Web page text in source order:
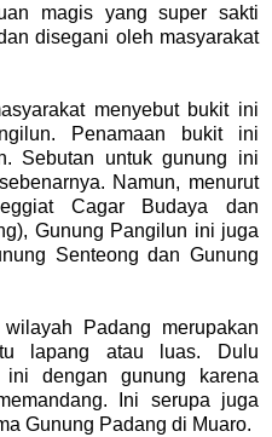
magis yang super sakti
disegani oleh masyarakat
menyebut bukit ini
Penamaan bukit ini
Sebutan untuk gunung ini
Namun, menurut
Cagar Budaya dan
Gunung Pangilun ini juga
Senteong dan Gunung
Padang merupakan
lapang atau luas. Dulu
ini dengan gunung karena
Ini serupa juga
Gunung Padang di Muaro.